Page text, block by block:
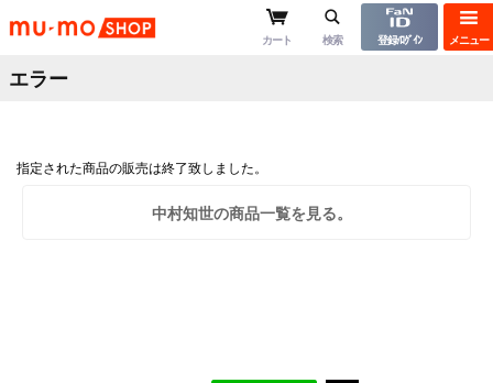
メニュー
mu-moショップ
カート 検索 登録/ﾛｸﾞｲﾝ
エラー
指定された商品の販売は終了致しました。
中村知世の商品一覧を見る。